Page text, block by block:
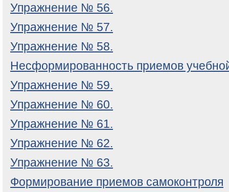
Упражнение № 56.
Упражнение № 57.
Упражнение № 58.
Несформированность приемов
Упражнение № 59.
Упражнение № 60.
Упражнение № 61.
Упражнение № 62.
Упражнение № 63.
Формирование приемов самоконтроля